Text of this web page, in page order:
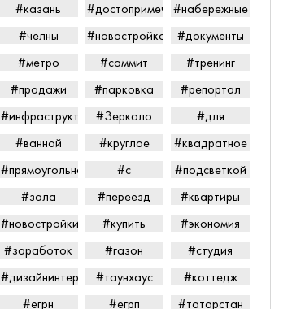
#казань
#достопримечательности
#набережные
#челны
#новостройка
#документы
#метро
#саммит
#тренинг
#продажи
#парковка
#репортал
#инфраструктура#Зеркало
#для
#ванной
#круглое
#квадратное
#прямоугольное
#с
#подсветкой
#зала
#переезд
#квартиры
#новостройки
#купить
#экономия
#заработок
#газон
#студия
#дизайнинтерьера#таунхаус
#коттедж
#егрн
#егрп
#татарстан